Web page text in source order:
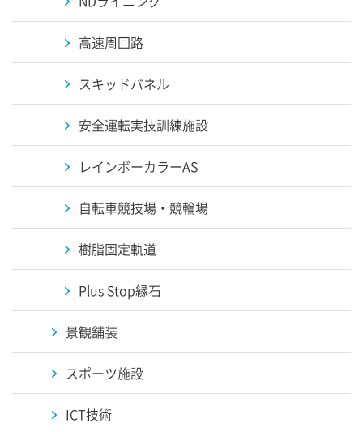
高速周回路
スキッドパネル
安全運転実技訓練施設
レインボーカラーAS
自転車競技場・競輪場
樹脂固定軌道
Plus Stop縁石
景観舗装
スポーツ施設
ICT技術